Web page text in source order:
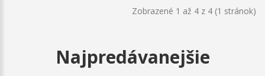
Zobrazené 1 až 4 z 4 (1 stránok)
Najpredávanejšie